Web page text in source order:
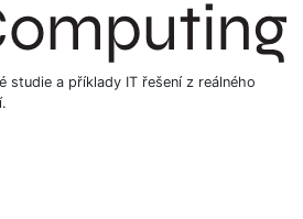
studie a příklady IT řešení z reálného